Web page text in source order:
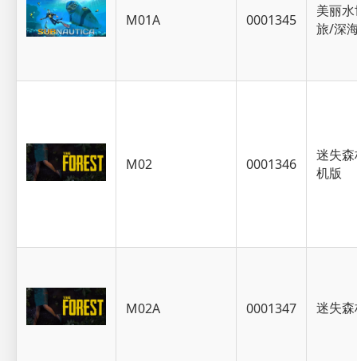
M01A 0001345
美丽
旅/深
M02 0001346
迷失
机版
M02A 0001347 迷失